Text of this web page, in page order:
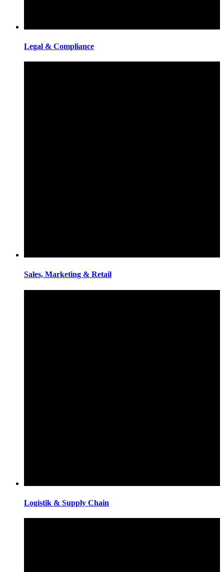
Legal & Compliance
Sales, Marketing & Retail
Logistik & Supply Chain